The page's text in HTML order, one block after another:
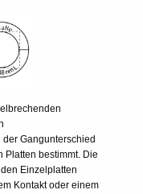
Gangunterschied
Platten bestimmt. Die
Einzelplatten
Kontakt oder einem